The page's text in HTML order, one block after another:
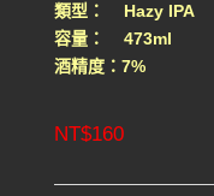
類型： Hazy IPA
容量： 473ml
酒精度：7%
NT$160